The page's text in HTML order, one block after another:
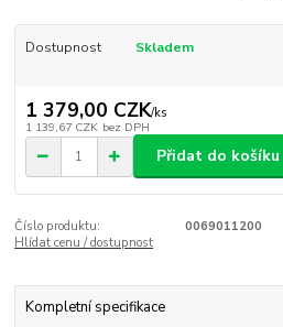
Dostupnost Skladem
1 379,00 CZK/ks
1 139,67 CZK bez DPH
Přidat do košíku
Číslo produktu:
0069011200
Hlídat cenu / dostupnost
Kompletní specifikace